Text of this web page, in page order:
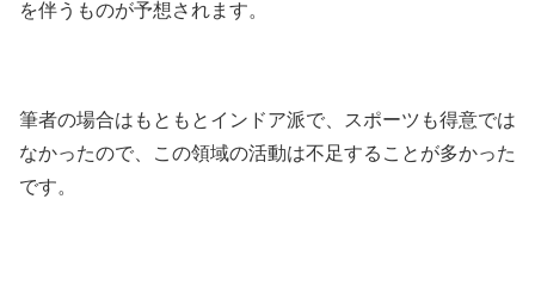
を伴うものが予想されます。
筆者の場合はもともとインドア派で、スポーツも得意では
なかったので、この領域の活動は不足することが多かった
です。